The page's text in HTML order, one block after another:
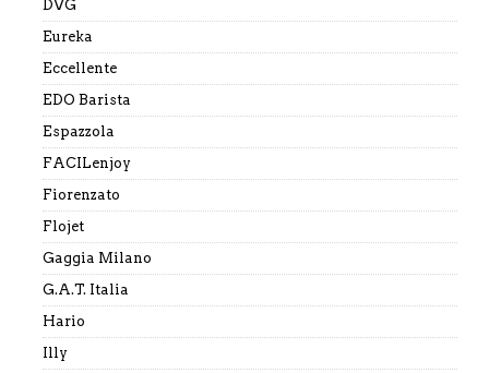
DVG
Eureka
Eccellente
EDO Barista
Espazzola
FACILenjoy
Fiorenzato
Flojet
Gaggia Milano
G.A.T. Italia
Hario
Illy